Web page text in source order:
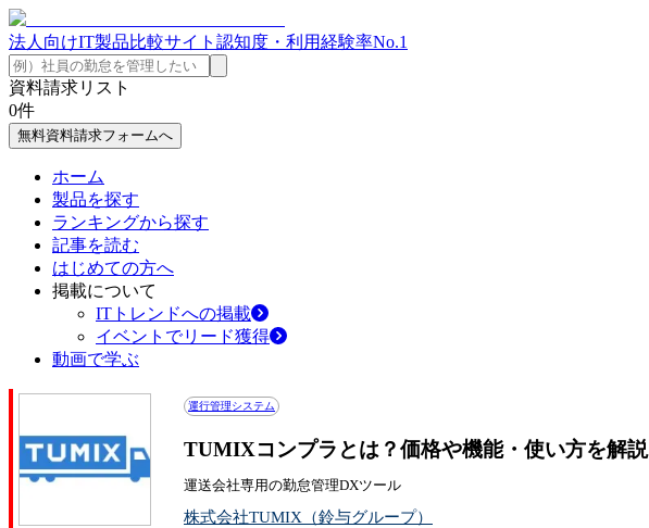
法人向けIT製品比較サイト 認知度・利用経験率No.1
資料請求リスト
0件
無料資料請求フォームへ
ホーム
製品を探す
ランキングから探す
記事を読む
はじめての方へ
掲載について
ITトレンドへの掲載
イベントでリード獲得
動画で学ぶ
運行管理システム
TUMIXコンプラとは？価格や機能・使い方を解説
運送会社専用の勤怠管理DXツール
株式会社TUMIX（鈴与グループ）